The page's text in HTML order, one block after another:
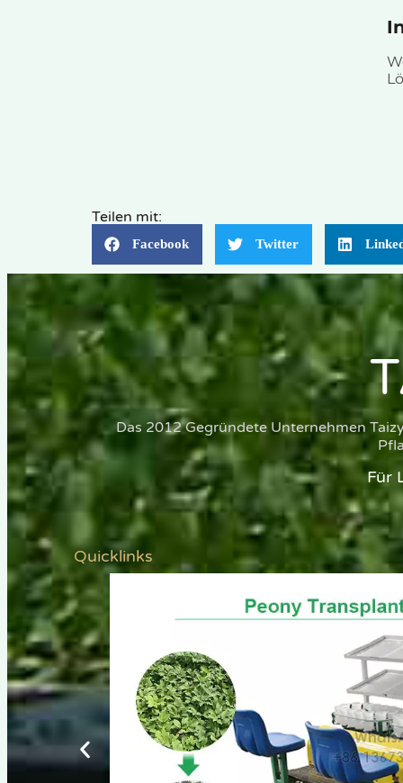
Teilen mit:
Facebook Twitter
Das 2012 Gegründete Unternehmen
Für
Quicklinks